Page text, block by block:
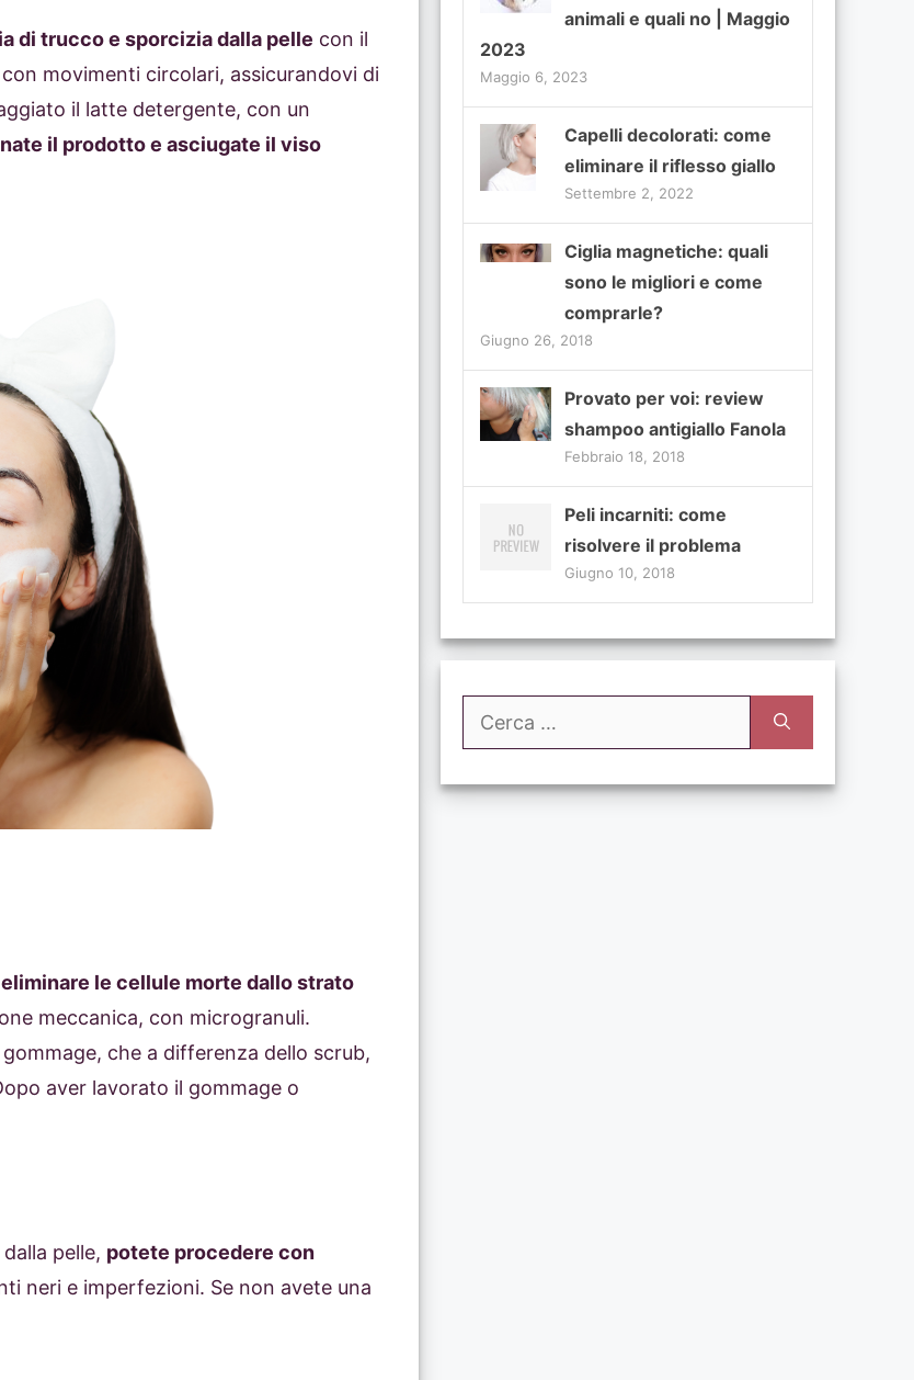
di trucco e sporcizia dalla pelle con il
movimenti circolari, assicurandovi di
il latte detergente, con un
il prodotto e asciugate il viso
eliminare le cellule morte dallo strato
meccanica, con microgranuli.
che a differenza dello scrub,
aver lavorato il gommage o
pelle, potete procedere con
neri e imperfezioni. Se non avete una
animali e quali no | Maggio
2023
Maggio 6, 2023
Capelli decolorati: come
eliminare il riflesso giallo
Settembre 2, 2022
Ciglia magnetiche: quali
sono le migliori e come
comprarle?
Giugno 26, 2018
Provato per voi: review
shampoo antigiallo Fanola
Febbraio 18, 2018
Peli incarniti: come
risolvere il problema
Giugno 10, 2018
Ricerca